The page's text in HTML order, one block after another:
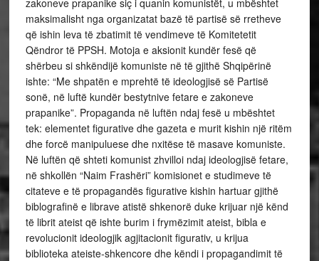
zakoneve prapanike siç i quanin komunistët, u mbështet
maksimalisht nga organizatat bazë të partisë së rretheve
që ishin leva të zbatimit të vendimeve të Komitetetit
Qëndror të PPSH. Motoja e aksionit kundër fesë që
shërbeu si shkëndijë komuniste në të gjithë Shqipërinë
ishte: “Me shpatën e mprehtë të ideologjisë së Partisë
sonë, në luftë kundër bestytnive fetare e zakoneve
prapanike”. Propaganda në luftën ndaj fesë u mbështet
tek: elementet figurative dhe gazeta e murit kishin një ritëm
dhe forcë manipuluese dhe nxitëse të masave komuniste.
Në luftën që shteti komunist zhvilloi ndaj ideologjisë fetare,
në shkollën “Naim Frashëri” komisionet e studimeve të
citateve e të propagandës figurative kishin hartuar gjithë
biblografinë e librave atistë shkenorë duke krijuar një kënd
të librit ateist që ishte burim i frymëzimit ateist, bibla e
revolucionit ideologjik agjitacionit figurativ, u krijua
biblioteka ateiste-shkencore dhe këndi i propagandimit të